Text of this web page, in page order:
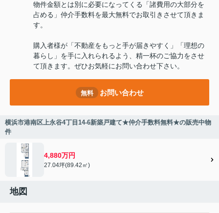
物件金額とは別に必要になってくる「諸費用の大部分を
占める」仲介手数料を最大無料でお取引きさせて頂きま
す。
購入者様が「不動産をもっと手が届きやすく」「理想の
暮らし」を手に入れられるよう、精一杯のご協力をさせ
て頂きます。ぜひお気軽にお問い合わせ下さい。
無料 お問い合わせ
横浜市港南区上永谷4丁目14-6新築戸建て★仲介手数料無料★の販売中物
件
4,880万円
27.04坪(89.42㎡)
地図